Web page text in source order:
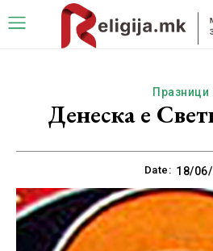
Празници
Денеска е
Date: 18/